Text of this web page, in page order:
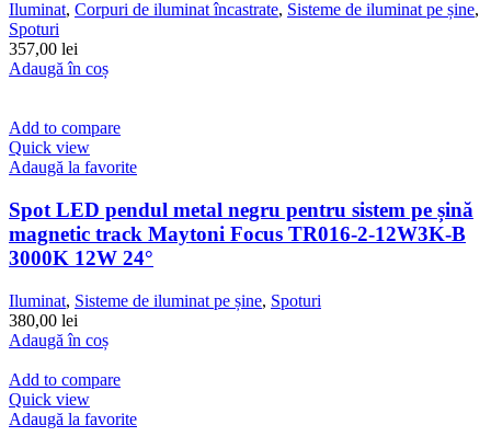
Iluminat, Corpuri de iluminat încastrate, Sisteme de iluminat pe șine,
Spoturi
357,00 lei
Adaugă în coș
Add to compare
Quick view
Adaugă la favorite
Spot LED pendul metal negru pentru sistem pe șină
magnetic track Maytoni Focus TR016-2-12W3K-B
3000K 12W 24°
Iluminat, Sisteme de iluminat pe șine, Spoturi
380,00 lei
Adaugă în coș
Add to compare
Quick view
Adaugă la favorite